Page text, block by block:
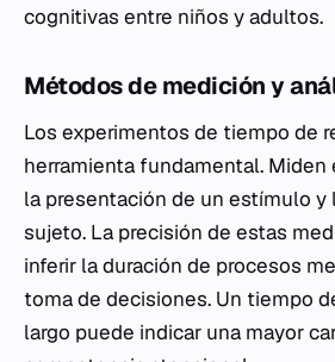
cognitivas entre niños y adultos.
Métodos de medición y
Los experimentos de tiempo de
herramienta fundamental.
la presentación de un estímulo y
sujeto. La precisión de estas
inferir la duración de procesos
toma de decisiones. Un tiempo
largo puede indicar una mayor